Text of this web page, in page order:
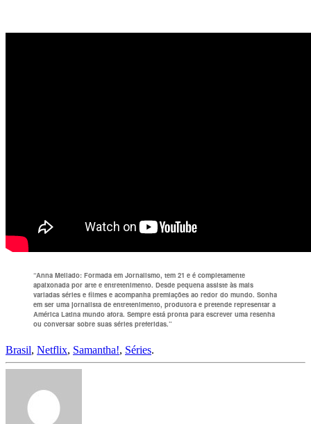
“Anna Mellado: Formada em Jornalismo, tem 21 e é completamente
apaixonada por arte e entretenimento. Desde pequena assiste às mais
variadas séries e filmes e acompanha premiações ao redor do mundo. Sonha
em ser uma jornalista de entretenimento, produtora e pretende representar a
América Latina mundo afora. Sempre está pronta para escrever uma resenha
ou conversar sobre suas séries preferidas.”
Brasil, Netflix, Samantha!, Séries.